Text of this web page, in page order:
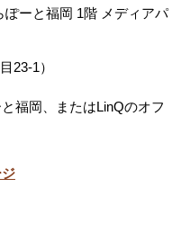
ーと福岡 1階 メディアパ
23-1）
福岡、またはLinQのオフ